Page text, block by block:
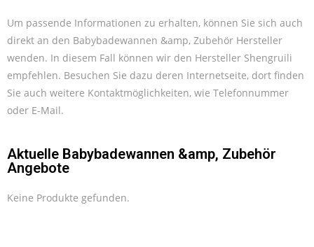
Um passende Informationen zu erhalten, können Sie sich auch
direkt an den Babybadewannen &amp, Zubehör Hersteller
wenden. In diesem Fall können wir den Hersteller Shengruili
empfehlen. Besuchen Sie dazu deren Internetseite, dort finden
Sie auch weitere Kontaktmöglichkeiten, wie Telefonnummer
oder E-Mail.
Aktuelle Babybadewannen &amp, Zubehör
Angebote
Keine Produkte gefunden.